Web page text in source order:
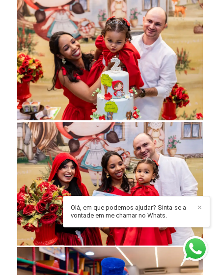
✕
Olá, em que podemos ajudar? Sinta-se a
vontade em me chamar no Whats.